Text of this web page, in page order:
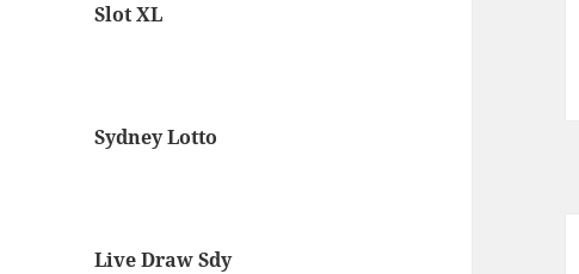
Slot XL
Sydney Lotto
Live Draw Sdy